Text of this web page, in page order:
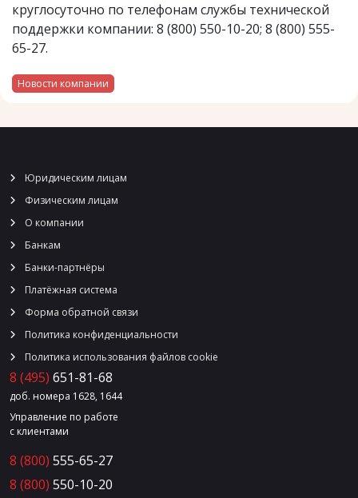
круглосуточно по телефонам службы технической
поддержки компании: 8 (800) 550-10-20; 8 (800) 555-
65-27.
Новости компании
Юридическим лицам
Физическим лицам
О компании
Банкам
Банки-партнёры
Платёжная система
Форма обратной связи
Политика конфиденциальности
Политика использования файлов cookie
8 (495) 651-81-68
доб. номера 1628, 1644
Управление по работе
с клиентами
8 (800) 555-65-27
8 (800) 550-10-20